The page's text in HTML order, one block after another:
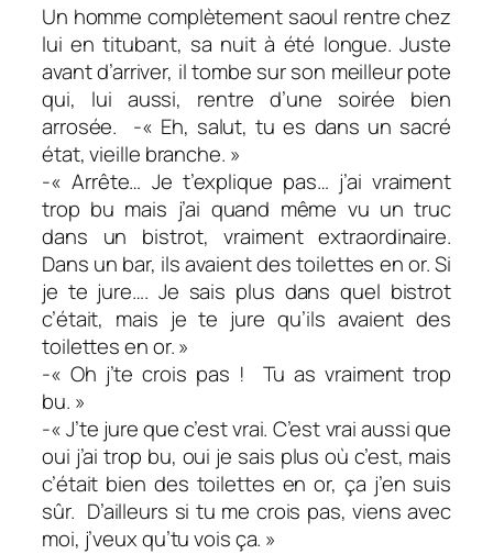
Un homme complètement saoul rentre chez
lui en titubant, sa nuit à été longue. Juste
avant d’arriver, il tombe sur son meilleur pote
qui, lui aussi, rentre d’une soirée bien
arrosée. -« Eh, salut, tu es dans un sacré
état, vieille branche. »
-« Arrête… Je t’explique pas… j’ai vraiment
trop bu mais j’ai quand même vu un truc
dans un bistrot, vraiment extraordinaire.
Dans un bar, ils avaient des toilettes en or. Si
je te jure…. Je sais plus dans quel bistrot
c’était, mais je te jure qu’ils avaient des
toilettes en or. »
-« Oh j’te crois pas ! Tu as vraiment trop
bu. »
-« J’te jure que c’est vrai. C’est vrai aussi que
oui j’ai trop bu, oui je sais plus où c’est, mais
c’était bien des toilettes en or, ça j’en suis
sûr. D’ailleurs si tu me crois pas, viens avec
moi, j’veux qu’tu vois ça. »